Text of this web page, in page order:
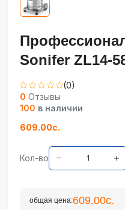
Sonifer ZL14-
(0)
0 Отзывы
100 в наличии
609.00с.
Кол-во
общая цена:609.00с.